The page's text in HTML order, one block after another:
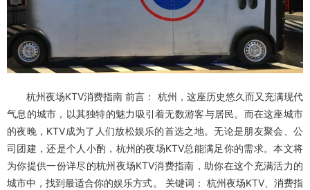
杭州夜场KTV消费指南 前言： 杭州，这座历史悠久而又充满现代
气息的城市，以其独特的魅力吸引着无数游客与居民。而在这座城市
的夜晚，KTV成为了人们放松娱乐的首选之地。无论是朋友聚会、公
司团建，还是个人小酌，杭州的夜场KTV总能满足你的需求。本文将
为你提供一份详尽的杭州夜场KTV消费指南，助你在这个充满活力的
城市中，找到最适合你的娱乐方式。 关键词： 杭州夜场KTV、消费指